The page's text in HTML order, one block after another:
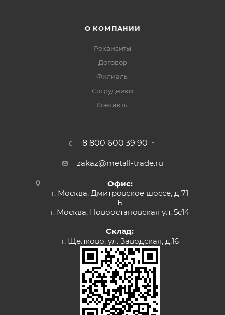
О КОМПАНИИ
Реквизиты
Договор
Филиалы
Сотрудники
Контакты
8 800 600 39 90
zakaz@metall-trade.ru
Офис:
г. Москва, Дмитровское шоссе, д 71
Б
г. Москва, Новоостаповская ул, 5с14
Склад:
г. Щелково, ул. Заводская, д.16